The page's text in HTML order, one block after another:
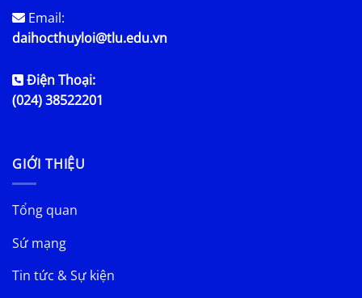
Email:
daihocthuyloi@tlu.edu.vn
Điện Thoại:
(024) 38522201
GIỚI THIỆU
Tổng quan
Sứ mạng
Tin tức & Sự kiện